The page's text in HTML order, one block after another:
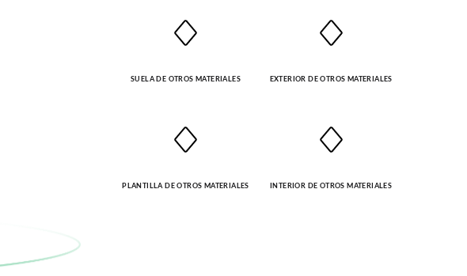
SUELA DE OTROS MATERIALES EXTERIOR DE OTROS MATERIALES
PLANTILLA DE OTROS MATERIALES INTERIOR DE OTROS MATERIALES